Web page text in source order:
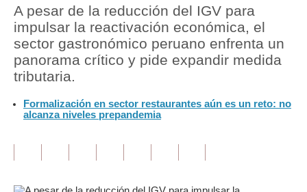
Perú
Política
Tu Dinero
Finanzas Personales
Opinión
A pesar de la reducción del IGV para
impulsar la reactivación económica, el
sector gastronómico peruano enfrenta un
panorama crítico y pide expandir medida
tributaria.
Formalización en sector restaurantes aún es un reto: no
alcanza niveles prepandemia